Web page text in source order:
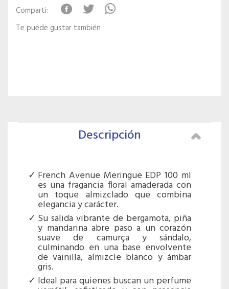
Comparti:
Te puede gustar también
Descripción
French Avenue Meringue EDP 100 ml
es una fragancia floral amaderada con
un toque almizclado que combina
elegancia y carácter.
Su salida vibrante de bergamota, piña
y mandarina abre paso a un corazón
suave de camurça y sándalo,
culminando en una base envolvente
de vainilla, almizcle blanco y ámbar
gris.
Ideal para quienes buscan un perfume